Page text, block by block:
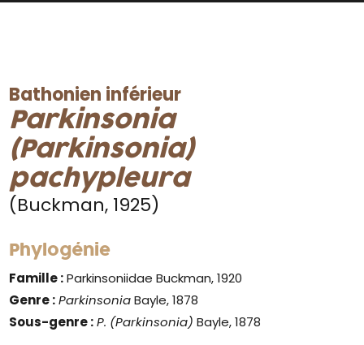
Bathonien inférieur
Parkinsonia
(Parkinsonia)
pachypleura
(Buckman, 1925)
Phylogénie
Famille :Parkinsoniidae Buckman, 1920
Genre : ParkinsoniaBayle, 1878
Sous-genre : P. (Parkinsonia) Bayle, 1878